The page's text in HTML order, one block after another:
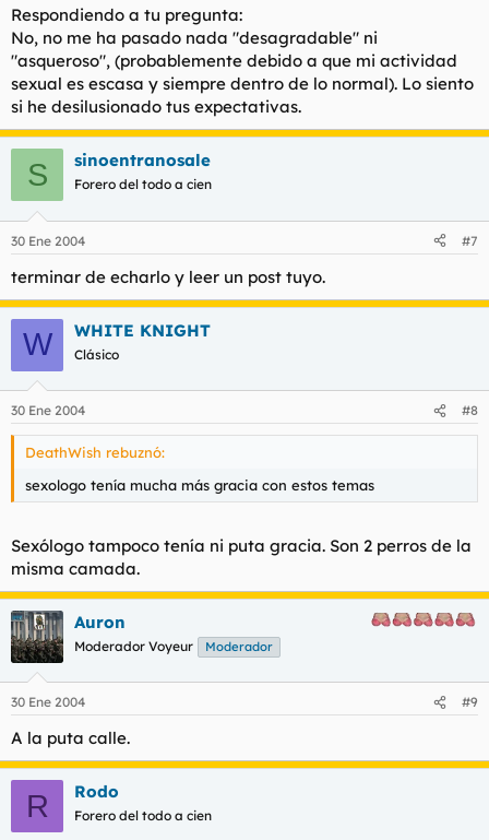
Respondiendo a tu pregunta:
No, no me ha pasado nada "desagradable" ni
"asqueroso", (probablemente debido a que mi actividad
sexual es escasa y siempre dentro de lo normal). Lo siento
si he desilusionado tus expectativas.
S sinoentranosale
Forero del todo a cien
30 Ene 2004 #7
terminar de echarlo y leer un post tuyo.
W WHITE KNIGHT
Clásico
30 Ene 2004 #8
DeathWish rebuznó:
sexologo tenía mucha más gracia con estos temas
Sexólogo tampoco tenía ni puta gracia. Son 2 perros de la
misma camada.
Auron
Moderador Voyeur Moderador
30 Ene 2004 #9
A la puta calle.
R Rodo
Forero del todo a cien